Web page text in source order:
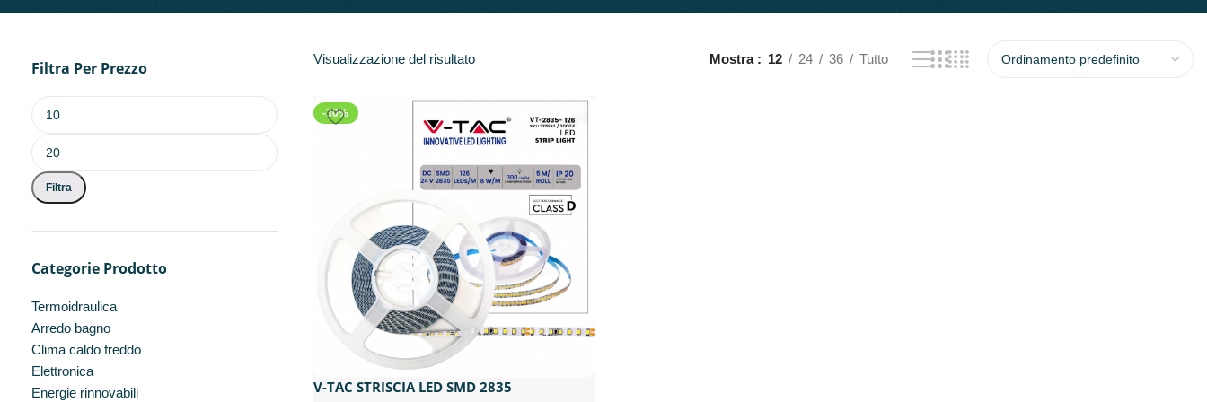
Filtra Per Prezzo
Filtra
Categorie Prodotto
Termoidraulica
Arredo bagno
Clima caldo freddo
Elettronica
Energie rinnovabili
Visualizzazione del risultato Mostra 12 24 36 Tutto
-30%
V-TAC STRISCIA LED SMD 2835